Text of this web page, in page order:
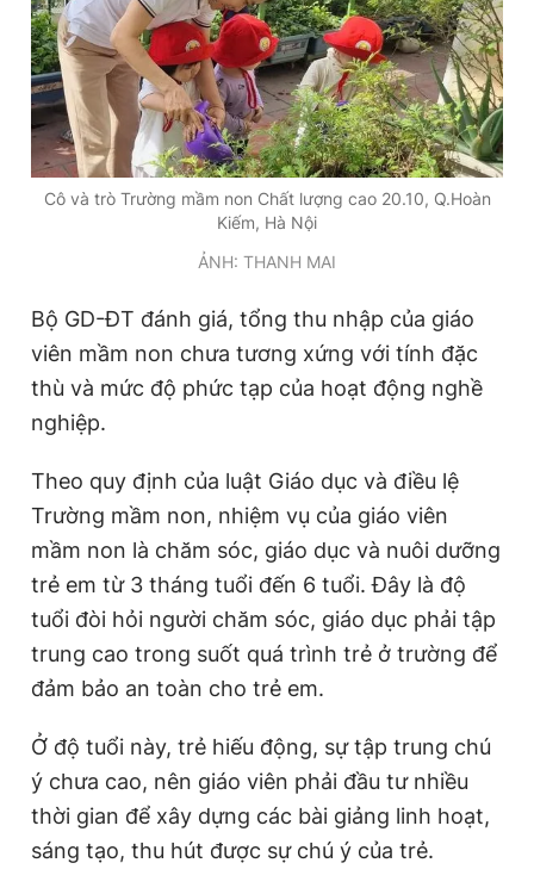
Đọc Thanh Niên trên điện thoại
Theo dõi báo trên
Liên hệ quảng cáo
0908 780 404
Đặt báo Quảng cáo RSS Tòa soạn Chính sách bảo
Tổng biên tập: Nguyễn Ngọc Toàn
Phó tổng biên tập thường trực: Hải Thành
Phó tổng biên tập: Trần Việt Hưng
Giấy phép xuất bản số 110/GP - BTTTT cấp ngày 24.3.2020
© 2003-2026 Bản quyền thuộc về Báo Thanh Niên. Cấm sao
chép dưới mọi hình thức nếu không có sự chấp thuận bằng văn
bản. Phát triển bởi ePi Technologies, JSC.
Cô và trò Trường mầm non Chất lượng cao 20.10, Q.Hoàn
Kiếm, Hà Nội
ẢNH: THANH MAI
Bộ GD-ĐT đánh giá, tổng thu nhập của giáo
viên mầm non chưa tương xứng với tính đặc
thù và mức độ phức tạp của hoạt động nghề
nghiệp.
Theo quy định của luật Giáo dục và điều lệ
Trường mầm non, nhiệm vụ của giáo viên
mầm non là chăm sóc, giáo dục và nuôi dưỡng
trẻ em từ 3 tháng tuổi đến 6 tuổi. Đây là độ
tuổi đòi hỏi người chăm sóc, giáo dục phải tập
trung cao trong suốt quá trình trẻ ở trường để
đảm bảo an toàn cho trẻ em.
Ở độ tuổi này, trẻ hiếu động, sự tập trung chú
ý chưa cao, nên giáo viên phải đầu tư nhiều
thời gian để xây dựng các bài giảng linh hoạt,
sáng tạo, thu hút được sự chú ý của trẻ.